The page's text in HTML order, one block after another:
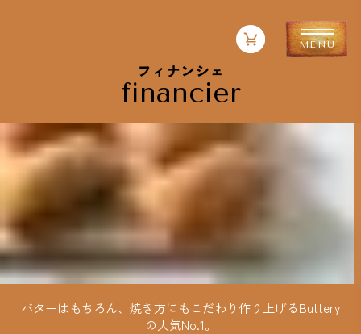
フィナンシェ
financier
バターはもちろん、焼き方にもこだわり作り上げるButtery
の人気No.1。